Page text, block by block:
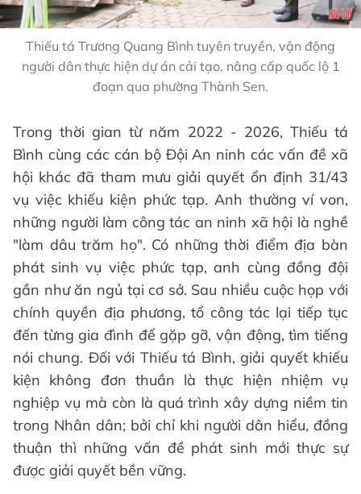
Thiếu tá Trương Quang Bình tuyên truyền, vận động
người dân thực hiện dự án cải tạo, nâng cấp quốc lộ 1
đoạn qua phường Thành Sen.
Trong thời gian từ năm 2022 - 2026, Thiếu tá
Bình cùng các cán bộ Đội An ninh các vấn đề xã
hội khác đã tham mưu giải quyết ổn định 31/43
vụ việc khiếu kiện phức tạp. Anh thường ví von,
những người làm công tác an ninh xã hội là nghề
"làm dâu trăm họ". Có những thời điểm địa bàn
phát sinh vụ việc phức tạp, anh cùng đồng đội
gần như ăn ngủ tại cơ sở. Sau nhiều cuộc họp với
chính quyền địa phương, tổ công tác lại tiếp tục
đến từng gia đình để gặp gỡ, vận động, tìm tiếng
nói chung. Đối với Thiếu tá Bình, giải quyết khiếu
kiện không đơn thuần là thực hiện nhiệm vụ
nghiệp vụ mà còn là quá trình xây dựng niềm tin
trong Nhân dân; bởi chỉ khi người dân hiểu, đồng
thuận thì những vấn đề phát sinh mới thực sự
được giải quyết bền vững.